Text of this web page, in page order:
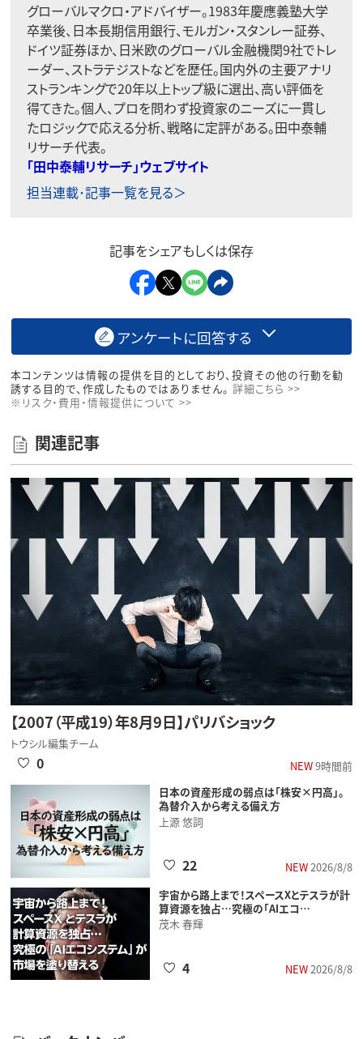
グローバルマクロ・アドバイザー。1983年慶應義塾大学
卒業後、日本長期信用銀行、モルガン・スタンレー証券、
ドイツ証券ほか、日米欧のグローバル金融機関9社でトレ
ーダー、ストラテジストなどを歴任。国内外の主要アナリ
ストランキングで20年以上トップ級に選出、高い評価を
得てきた。個人、プロを問わず投資家のニーズに一貫し
たロジックで応える分析、戦略に定評がある。田中泰輔
リサーチ代表。
「田中泰輔リサーチ」ウェブサイト
担当連載･記事一覧を見る＞
記事をシェアもしくは保存
アンケートに回答する
本コンテンツは情報の提供を目的としており、投資その他の行動を勧
誘する目的で、作成したものではありません。 詳細こちら >>
※リスク・費用・情報提供について >>
関連記事
【2007（平成19）年8月9日】パリバショック
トウシル編集チーム
NEW9時間前
0
日本の資産形成の弱点は「株安×円高」。
為替介入から考える備え方
上源 悠詞
NEW2026/8/8
22
宇宙から路上まで！スペースXとテスラが計
算資源を独占…究極の「AIエコ…
茂木 春輝
NEW2026/8/8
4